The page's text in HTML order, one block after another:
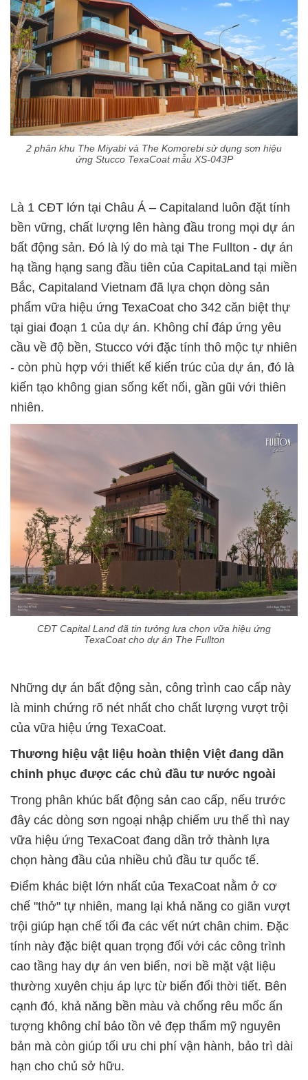
2 phân khu The Miyabi và The Komorebi sử dụng sơn hiệu
ứng Stucco TexaCoat mẫu XS-043P
Là 1 CĐT lớn tại Châu Á – Capitaland luôn đặt tính
bền vững, chất lượng lên hàng đầu trong mọi dự án
bất động sản. Đó là lý do mà tại The Fullton - dự án
hạ tầng hạng sang đầu tiên của CapitaLand tại miền
Bắc, Capitaland Vietnam đã lựa chọn dòng sản
phẩm vữa hiệu ứng TexaCoat cho 342 căn biệt thự
tại giai đoạn 1 của dự án. Không chỉ đáp ứng yêu
cầu về độ bền, Stucco với đặc tính thô mộc tự nhiên
- còn phù hợp với thiết kế kiến trúc của dự án, đó là
kiến tạo không gian sống kết nối, gần gũi với thiên
nhiên.
CĐT Capital Land đã tin tưởng lưa chọn vữa hiệu ứng
TexaCoat cho dự án The Fullton
Những dự án bất động sản, công trình cao cấp này
là minh chứng rõ nét nhất cho chất lượng vượt trội
của vữa hiệu ứng TexaCoat.
Thương hiệu vật liệu hoàn thiện Việt đang dần
chinh phục được các chủ đầu tư nước ngoài
Trong phân khúc bất động sản cao cấp, nếu trước
đây các dòng sơn ngoại nhập chiếm ưu thế thì nay
vữa hiệu ứng TexaCoat đang dần trở thành lựa
chọn hàng đầu của nhiều chủ đầu tư quốc tế.
Điểm khác biệt lớn nhất của TexaCoat nằm ở cơ
chế "thở" tự nhiên, mang lại khả năng co giãn vượt
trội giúp hạn chế tối đa các vết nứt chân chim. Đặc
tính này đặc biệt quan trọng đối với các công trình
cao tầng hay dự án ven biển, nơi bề mặt vật liệu
thường xuyên chịu áp lực từ biến đổi thời tiết. Bên
cạnh đó, khả năng bền màu và chống rêu mốc ấn
tượng không chỉ bảo tồn vẻ đẹp thẩm mỹ nguyên
bản mà còn giúp tối ưu chi phí vận hành, bảo trì dài
hạn cho chủ sở hữu.